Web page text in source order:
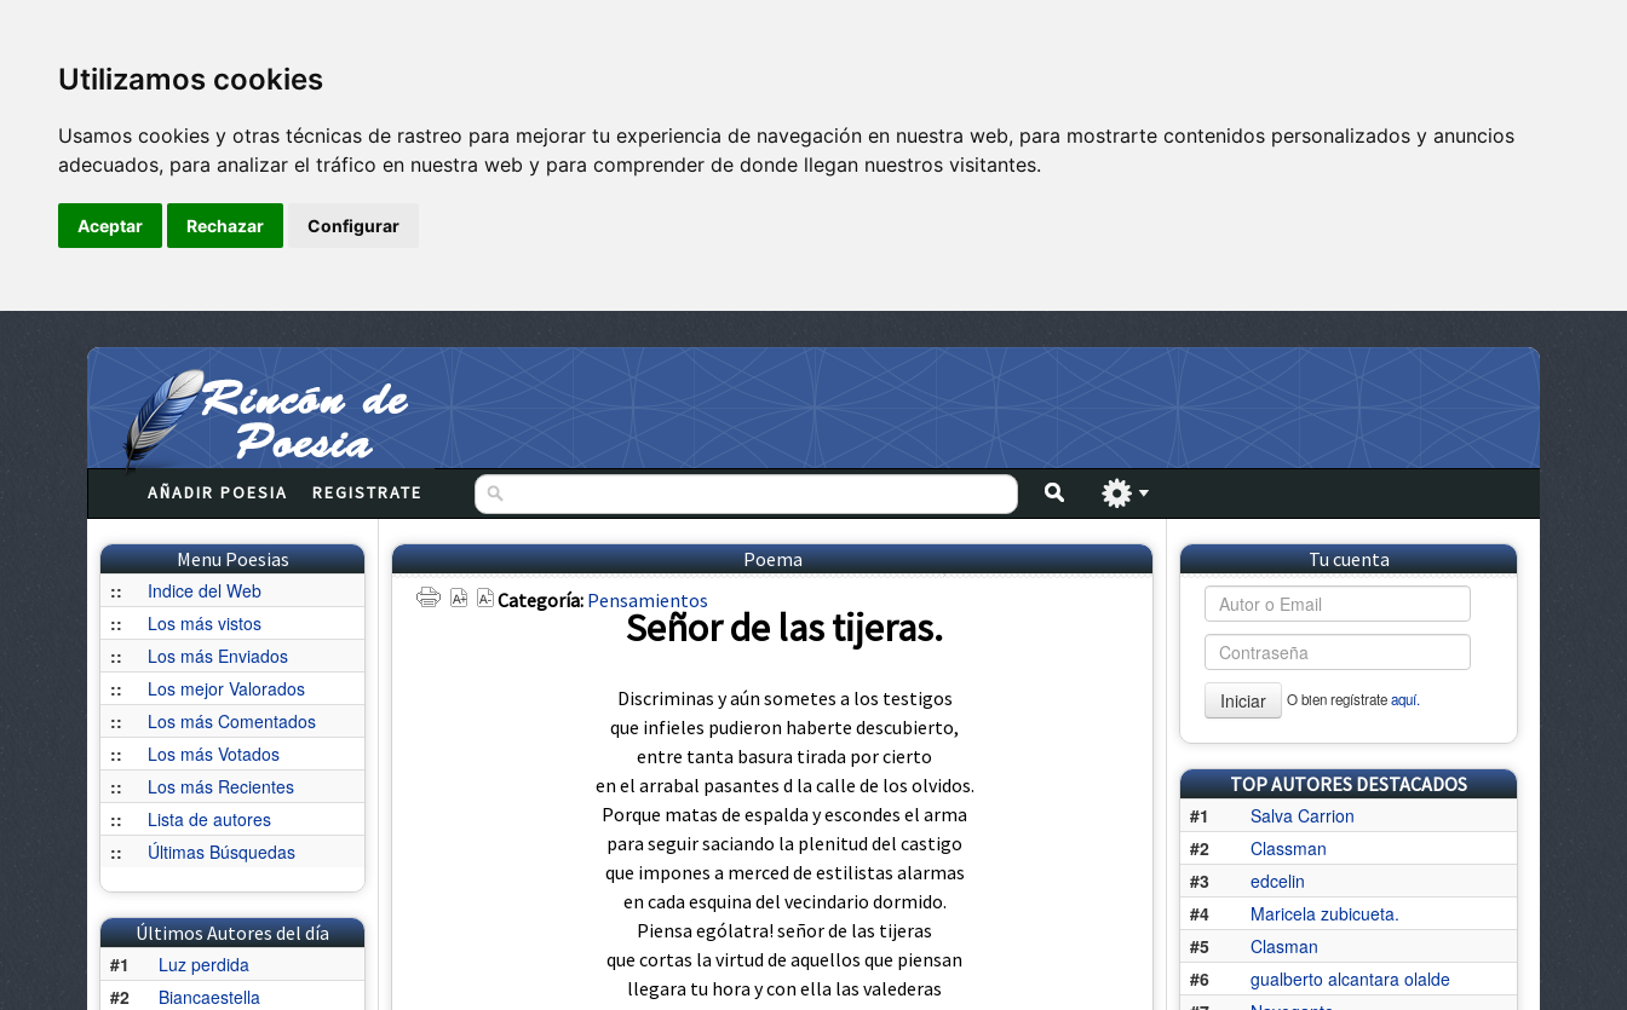
Utilizamos cookies
Usamos cookies y otras técnicas de rastreo para mejorar tu experiencia de navegación en nuestra web, para mostrarte contenidos personalizados y anuncios
adecuados, para analizar el tráfico en nuestra web y para comprender de donde llegan nuestros visitantes.
Aceptar Rechazar Configurar
AÑADIR POESIA REGISTRATE
Menu Poesias
::
Indice del Web
::
Los más vistos
::
Los más Enviados
::
Los mejor Valorados
::
Los más Comentados
::
Los más Votados
::
Los más Recientes
::
Lista de autores
::
Últimas Búsquedas
Últimos Autores del día
#1
Luz perdida
#2
Biancaestella
Poema
Categoría: Pensamientos
Señor de las tijeras.
Discriminas y aún sometes a los testigos
que infieles pudieron haberte descubierto,
entre tanta basura tirada por cierto
en el arrabal pasantes d la calle de los olvidos.
Porque matas de espalda y escondes el arma
para seguir saciando la plenitud del castigo
que impones a merced de estilistas alarmas
en cada esquina del vecindario dormido.
Piensa ególatra! señor de las tijeras
que cortas la virtud de aquellos que piensan
llegara tu hora y con ella las valederas
Tu cuenta
Iniciar O bien regístrateaquí.
TOP AUTORES DESTACADOS
#1
Salva Carrion
#2
Classman
#3
edcelin
#4
Maricela zubicueta.
#5
Clasman
#6
gualberto alcantara olalde